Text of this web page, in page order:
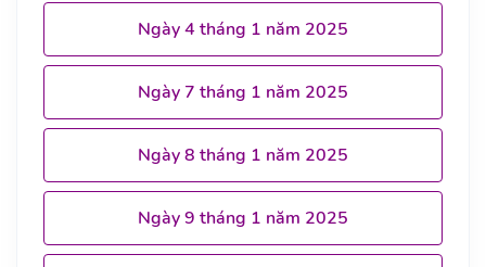
Ngày 4 tháng 1 năm 2025
Ngày 7 tháng 1 năm 2025
Ngày 8 tháng 1 năm 2025
Ngày 9 tháng 1 năm 2025